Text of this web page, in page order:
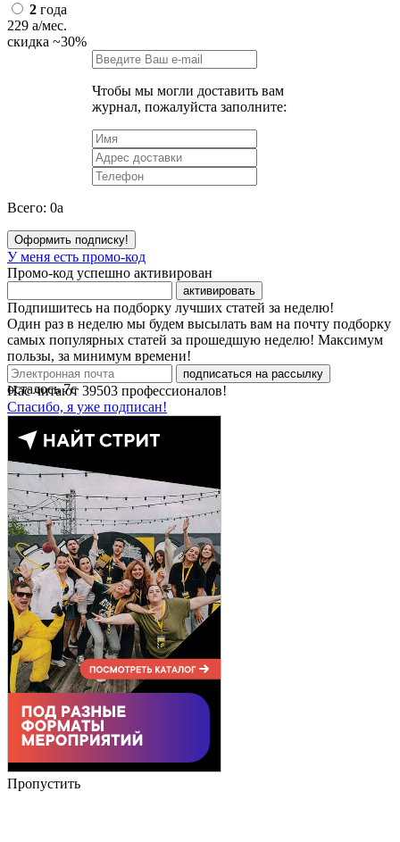
2 года
229 a/мес.
скидка ~30%
Чтобы мы могли доставить вам
журнал, пожалуйста заполните:
Всего: 0a
Оформить подписку!
У меня есть промо-код
Промо-код успешно активирован
активировать
Подпишитесь на подборку лучших статей за неделю!
Один раз в неделю мы будем высылать вам на почту подборку
самых популярных статей за прошедшую неделю! Максимум
пользы, за минимум времени!
подписаться на рассылку
Нас читают 39503 профессионалов!
Спасибо, я уже подписан!
осталось7с
Пропустить